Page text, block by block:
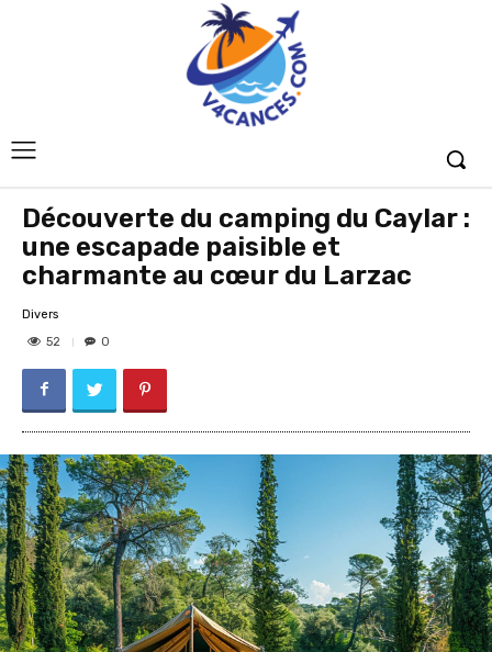
Découverte du camping du Caylar :
une escapade paisible et
charmante au cœur du Larzac
Divers
52
0